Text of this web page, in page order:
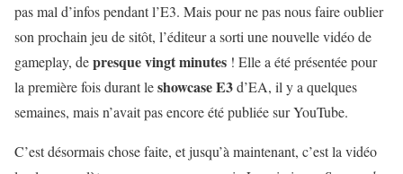
pas mal d’infos pendant l’E3. Mais pour ne pas nous faire oublier
son prochain jeu de sitôt, l’éditeur a sorti une nouvelle vidéo de
gameplay, depresque vingt minutes ! Elle a été présentée pour
la première fois durant leshowcase E3d’EA, il y a quelques
semaines, mais n’avait pas encore été publiée sur YouTube.
C’est désormais chose faite, et jusqu’à maintenant, c’est la vidéo